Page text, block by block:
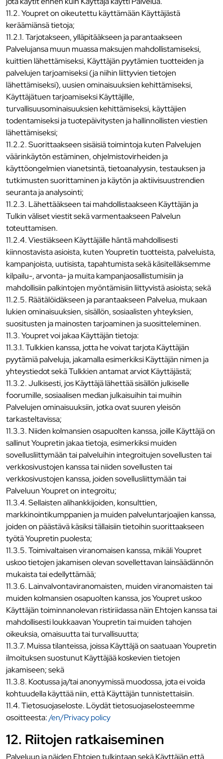
11.2. Youpret on oikeutettu käyttämään Käyttäjästä
keräämiänsä tietoja;
11.2.1. Tarjotakseen, ylläpitääkseen ja parantaakseen
Palvelujansa muun muassa maksujen mahdollistamiseksi,
kuittien lähettämiseksi, Käyttäjän pyytämien tuotteiden ja
palvelujen tarjoamiseksi (ja niihin liittyvien tietojen
lähettämiseksi), uusien ominaisuuksien kehittämiseksi,
Käyttäjätuen tarjoamiseksi Käyttäjille,
turvallisuusominaisuuksien kehittämiseksi, käyttäjien
todentamiseksi ja tuotepäivitysten ja hallinnollisten viestien
lähettämiseksi;
11.2.2. Suorittaakseen sisäisiä toimintoja kuten Palvelujen
väärinkäytön estäminen, ohjelmistovirheiden ja
käyttöongelmien vianetsintä, tietoanalyysin, testauksen ja
tutkimusten suorittaminen ja käytön ja aktiivisuustrendien
seuranta ja analysointi;
11.2.3. Lähettääkseen tai mahdollistaakseen Käyttäjän ja
Tulkin väliset viestit sekä varmentaakseen Palvelun
toteuttamisen.
11.2.4. Viestiäkseen Käyttäjälle häntä mahdollisesti
kiinnostavista asioista, kuten Youpretin tuotteista, palveluista,
kampanjoista, uutisista, tapahtumista sekä käsitelläksemme
kilpailu-, arvonta- ja muita kampanjaosallistumisiin ja
mahdollisiin palkintojen myöntämisiin liittyvistä asioista; sekä
11.2.5. Räätälöidäkseen ja parantaakseen Palvelua, mukaan
lukien ominaisuuksien, sisällön, sosiaalisten yhteyksien,
suositusten ja mainosten tarjoaminen ja suositteleminen.
11.3. Youpret voi jakaa Käyttäjän tietoja:
11.3.1. Tulkkien kanssa, jotta he voivat tarjota Käyttäjän
pyytämiä palveluja, jakamalla esimerkiksi Käyttäjän nimen ja
yhteystiedot sekä Tulkkien antamat arviot Käyttäjästä;
11.3.2. Julkisesti, jos Käyttäjä lähettää sisällön julkiselle
foorumille, sosiaalisen median julkaisuihin tai muihin
Palvelujen ominaisuuksiin, jotka ovat suuren yleisön
tarkasteltavissa;
11.3.3. Niiden kolmansien osapuolten kanssa, joille Käyttäjä on
sallinut Youpretin jakaa tietoja, esimerkiksi muiden
sovellusliittymään tai palveluihin integroitujen sovellusten tai
verkkosivustojen kanssa tai niiden sovellusten tai
verkkosivustojen kanssa, joiden sovellusliittymään tai
Palveluun Youpret on integroitu;
11.3.4. Sellaisten alihankkijoiden, konsulttien,
markkinointikumppanien ja muiden palveluntarjoajien kanssa,
joiden on päästävä käsiksi tällaisiin tietoihin suorittaakseen
työtä Youpretin puolesta;
11.3.5. Toimivaltaisen viranomaisen kanssa, mikäli Youpret
uskoo tietojen jakamisen olevan sovellettavan lainsäädännön
mukaista tai edellyttämää;
11.3.6. Lainvalvontaviranomaisten, muiden viranomaisten tai
muiden kolmansien osapuolten kanssa, jos Youpret uskoo
Käyttäjän toiminnanolevan ristiriidassa näin Ehtojen kanssa tai
mahdollisesti loukkaavan Youpretin tai muiden tahojen
oikeuksia, omaisuutta tai turvallisuutta;
11.3.7. Muissa tilanteissa, joissa Käyttäjä on saatuaan Youpretin
ilmoituksen suostunut Käyttäjää koskevien tietojen
jakamiseen; sekä
11.3.8. Kootussa ja/tai anonyymissä muodossa, jota ei voida
kohtuudella käyttää niin, että Käyttäjän tunnistettaisiin.
11.4. Tietosuojaseloste. Löydät tietosuojaselosteemme
osoitteesta:/en/Privacy policy
12. Riitojen ratkaiseminen
Palveluun ja näiden Ehtojen tulkintaan sekä Käyttäjän että